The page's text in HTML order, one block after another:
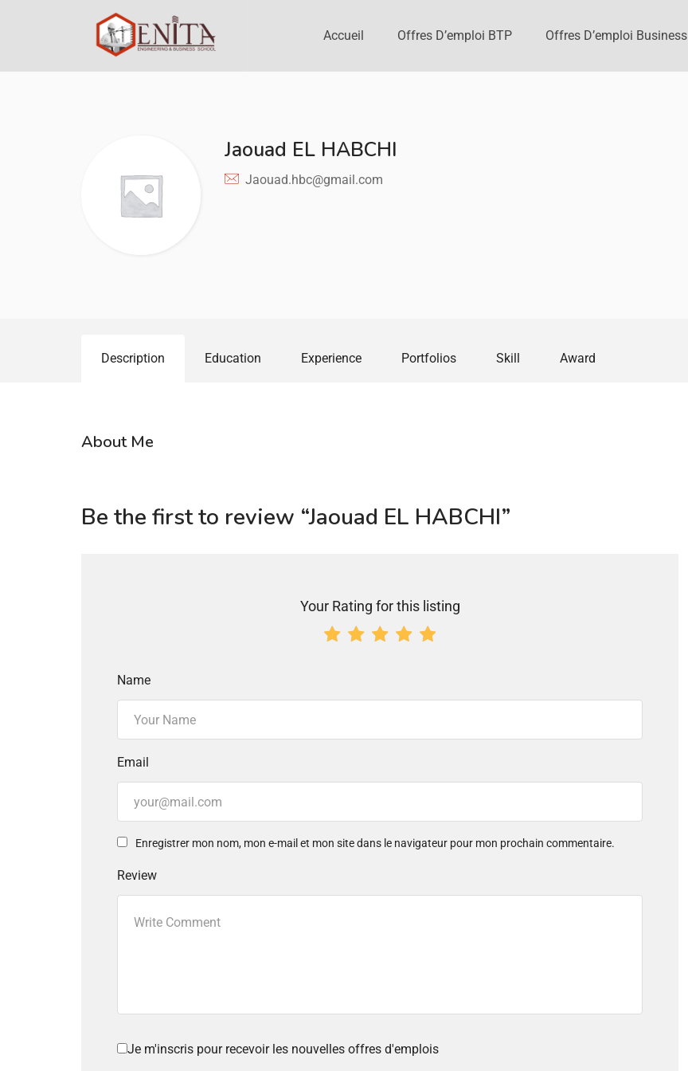
Accueil Offres D’emploi BTP Offres D’emploi Business
Jaouad EL HABCHI
Jaouad.hbc@gmail.com
Description Education Experience Portfolios Skill Award
About Me
Be the first to review “Jaouad EL HABCHI”
Your Rating for this listing
Name
Email
Enregistrer mon nom, mon e-mail et mon site dans le navigateur pour mon prochain commentaire.
Review
Je m'inscris pour recevoir les nouvelles offres d'emplois